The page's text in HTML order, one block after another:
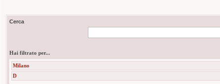
Cerca
Hai filtrato per...
Milano
D